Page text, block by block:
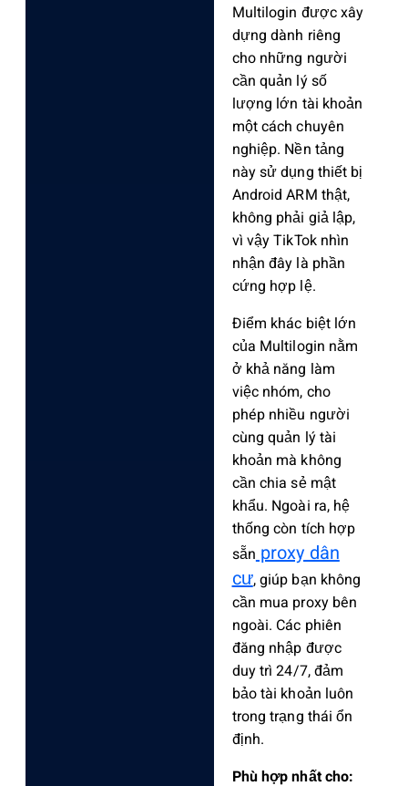
Multilogin được xây
dựng dành riêng
cho những người
cần quản lý số
lượng lớn tài khoản
một cách chuyên
nghiệp. Nền tảng
này sử dụng thiết bị
Android ARM thật,
không phải giả lập,
vì vậy TikTok nhìn
nhận đây là phần
cứng hợp lệ.
Điểm khác biệt lớn
của Multilogin nằm
ở khả năng làm
việc nhóm, cho
phép nhiều người
cùng quản lý tài
khoản mà không
cần chia sẻ mật
khẩu. Ngoài ra, hệ
thống còn tích hợp
sẵn proxy dân
cư, giúp bạn không
cần mua proxy bên
ngoài. Các phiên
đăng nhập được
duy trì 24/7, đảm
bảo tài khoản luôn
trong trạng thái ổn
định.
Phù hợp nhất cho: